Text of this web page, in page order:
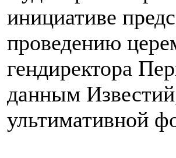
инициативе
проведению
гендиректора
данным
ультимативной